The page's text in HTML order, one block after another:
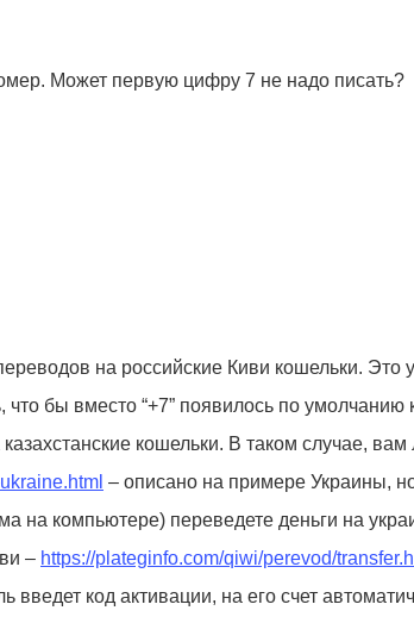
Может первую цифру 7 не надо писать?
на российские Киви кошельки. Это
бы вместо “+7” появилось по умолчанию
кошельки. В таком случае,
– описано на примере Украины,
на компьютере) переведете деньги на
– https://plateginfo.com/qiwi/perevod/
код активации, на его счет